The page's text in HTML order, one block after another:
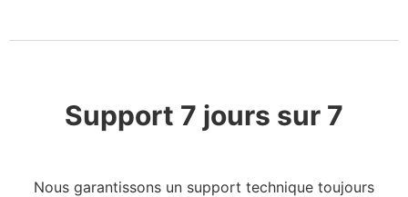
Support 7 jours sur 7
Nous garantissons un support technique toujours